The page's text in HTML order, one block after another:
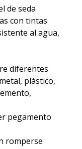
de seda
con tintas
al agua,
diferentes
plástico,
pegamento
romperse